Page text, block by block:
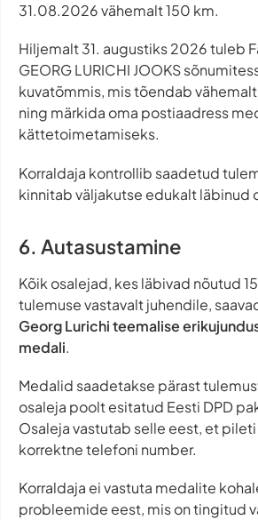
31.08.2026 vähemalt 150 km.
Hiljemalt 31. augustiks 2026 tuleb
GEORG LURICHI JOOKS
kuvatõmmis, mis tõendab
ning märkida oma postiaadress
kättetoimetamiseks.
Korraldaja kontrollib saadetud
kinnitab väljakutse edukalt läbinud
6. Autasustamine
Kõik osalejad, kes läbivad nõutud
tulemuse vastavalt juhendile,
Georg Lurichi teemalise
medali.
Medalid saadetakse pärast
osaleja poolt esitatud Eesti DPD
Osaleja vastutab selle eest, et
korrektne telefoni number.
Korraldaja ei vastuta medalite
probleemide eest, mis on tingitud